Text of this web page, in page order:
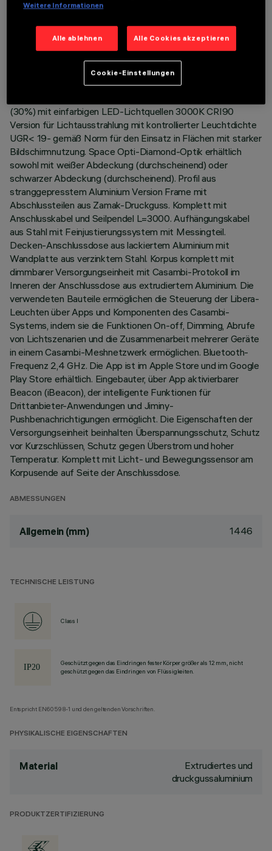
TECHNISCHE DATEN
(30%) mit einfarbigen LED-Lichtquellen 3000K CRI90
Version für Lichtausstrahlung mit kontrollierter Leuchtdichte
UGR< 19- gemäß Norm für den Einsatz in Flächen mit starker
Bildschirmnutzung. Space Opti-Diamond-Optik erhältlich
sowohl mit weißer Abdeckung (durchscheinend) oder
schwarzer Abdeckung (durchscheinend). Profil aus
stranggepresstem Aluminium Version Frame mit
Abschlussteilen aus Zamak-Druckguss. Komplett mit
Anschlusskabel und Seilpendel L=3000. Aufhängungskabel
aus Stahl mit Feinjustierungssystem mit Messingteil.
Decken-Anschlussdose aus lackiertem Aluminium mit
Wandplatte aus verzinktem Stahl. Korpus komplett mit
dimmbarer Versorgungseinheit mit Casambi-Protokoll im
Inneren der Anschlussdose aus extrudiertem Aluminium. Die
verwendeten Bauteile ermöglichen die Steuerung der Libera-
Leuchten über Apps und Komponenten des Casambi-
Systems, indem sie die Funktionen On-off, Dimming, Abrufe
von Lichtszenarien und die Zusammenarbeit mehrerer Geräte
in einem Casambi-Meshnetzwerk ermöglichen. Bluetooth-
Frequenz 2,4 GHz. Die App ist im Apple Store und im Google
Play Store erhältlich. Eingebauter, über App aktivierbarer
Beacon (iBeacon), der intelligente Funktionen für
Drittanbieter-Anwendungen und Jiminy-
Pushbenachrichtigungen ermöglicht. Die Eigenschaften der
Versorgungseinheit beinhalten Überspannungsschutz, Schutz
vor Kurzschlüssen, Schutz gegen Überstrom und hoher
Temperatur. Komplett mit Licht- und Bewegungssensor am
Korpusende auf Seite der Anschlussdose.
ABMESSUNGEN
Allgemein (mm) 1446
TECHNISCHE LEISTUNG
Class I
Geschützt gegen das Eindringen fester Körper größer als 12 mm, nicht
geschützt gegen das Eindringen von Flüssigkeiten.
Entspricht EN60598-1 und den geltenden Vorschriften.
PHYSIKALISCHE EIGENSCHAFTEN
Material
Extrudiertes und
druckgussaluminium
PRODUKTZERTIFIZIERUNG
Weitere Informationen
Alle ablehnen Alle Cookies akzeptieren
Cookie-Einstellungen